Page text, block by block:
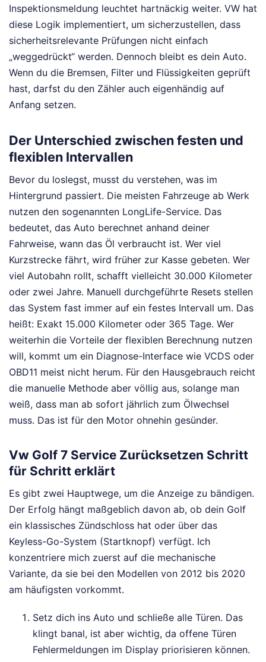
Inspektionsmeldung leuchtet hartnäckig weiter. VW hat
diese Logik implementiert, um sicherzustellen, dass
sicherheitsrelevante Prüfungen nicht einfach
„weggedrückt“ werden. Dennoch bleibt es dein Auto.
Wenn du die Bremsen, Filter und Flüssigkeiten geprüft
hast, darfst du den Zähler auch eigenhändig auf
Anfang setzen.
Der Unterschied zwischen festen und
flexiblen Intervallen
Bevor du loslegst, musst du verstehen, was im
Hintergrund passiert. Die meisten Fahrzeuge ab Werk
nutzen den sogenannten LongLife-Service. Das
bedeutet, das Auto berechnet anhand deiner
Fahrweise, wann das Öl verbraucht ist. Wer viel
Kurzstrecke fährt, wird früher zur Kasse gebeten. Wer
viel Autobahn rollt, schafft vielleicht 30.000 Kilometer
oder zwei Jahre. Manuell durchgeführte Resets stellen
das System fast immer auf ein festes Intervall um. Das
heißt: Exakt 15.000 Kilometer oder 365 Tage. Wer
weiterhin die Vorteile der flexiblen Berechnung nutzen
will, kommt um ein Diagnose-Interface wie VCDS oder
OBD11 meist nicht herum. Für den Hausgebrauch reicht
die manuelle Methode aber völlig aus, solange man
weiß, dass man ab sofort jährlich zum Ölwechsel
muss. Das ist für den Motor ohnehin gesünder.
Vw Golf 7 Service Zurücksetzen Schritt
für Schritt erklärt
Es gibt zwei Hauptwege, um die Anzeige zu bändigen.
Der Erfolg hängt maßgeblich davon ab, ob dein Golf
ein klassisches Zündschloss hat oder über das
Keyless-Go-System (Startknopf) verfügt. Ich
konzentriere mich zuerst auf die mechanische
Variante, da sie bei den Modellen von 2012 bis 2020
am häufigsten vorkommt.
Setz dich ins Auto und schließe alle Türen. Das
klingt banal, ist aber wichtig, da offene Türen
Fehlermeldungen im Display priorisieren können.